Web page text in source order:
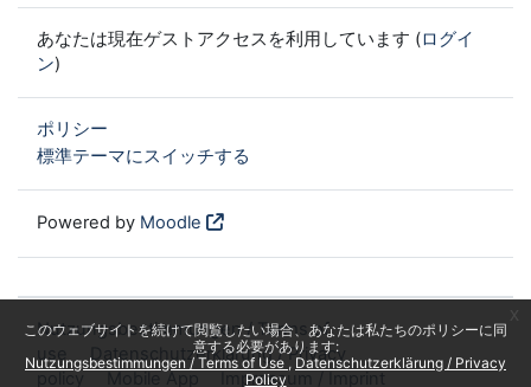
このウェブサイトを続けて閲覧したい場合、あなたは私たちのポリシーに同
意する必要があります:
Nutzungsbestimmungen / Terms of Use
Datenschutzerklärung / Privacy
Policy
あなたは現在ゲストアクセスを利用しています (ログイ
ン)
ポリシー
標準テーマにスイッチする
Powered by Moodle
Nutzungsbestimmungen / Terms of
use
Datenschutzerklärung / Privacy
policy
Mobile App Impressum / Imprint